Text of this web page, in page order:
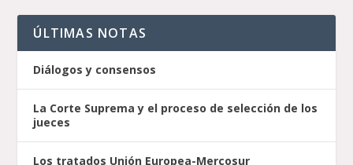
ÚLTIMAS NOTAS
Diálogos y consensos
La Corte Suprema y el proceso de selección de los
jueces
Los tratados Unión Europea-Mercosur